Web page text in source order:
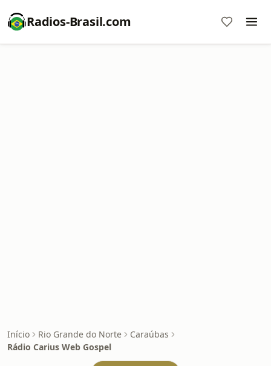
Radios-Brasil.com
Início Rio Grande do Norte
Caraúbas
Rádio Carius Web Gospel